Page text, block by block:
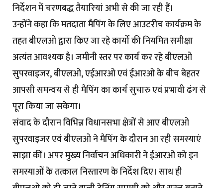
निर्देशन में चरणबद्ध तैयारियां अभी से की जा रही हैं।
उन्होंने कहा कि मतदाता मैपिंग के लिए आउटरीच कार्यक्रम के
तहत बीएलओ द्वारा किए जा रहे कार्यों की नियमित समीक्षा
अत्यंत आवश्यक है। जमीनी स्तर पर कार्य कर रहे बीएलओ
सुपरवाइजर, बीएलओ, एईआरओ एवं ईआरओ के बीच बेहतर
आपसी समन्वय से ही मैपिंग का कार्य सुचारु एवं प्रभावी ढंग से
पूरा किया जा सकेगा।
संवाद के दौरान विभिन्न विधानसभा क्षेत्रों से आए बीएलओ
सुपरवाइजर एवं बीएलओ ने मैपिंग के दौरान आ रही समस्याएं
साझा कीं। अपर मुख्य निर्वाचन अधिकारी ने ईआरओ को इन
समस्याओं के तत्काल निस्तारण के निर्देश दिए। साथ ही